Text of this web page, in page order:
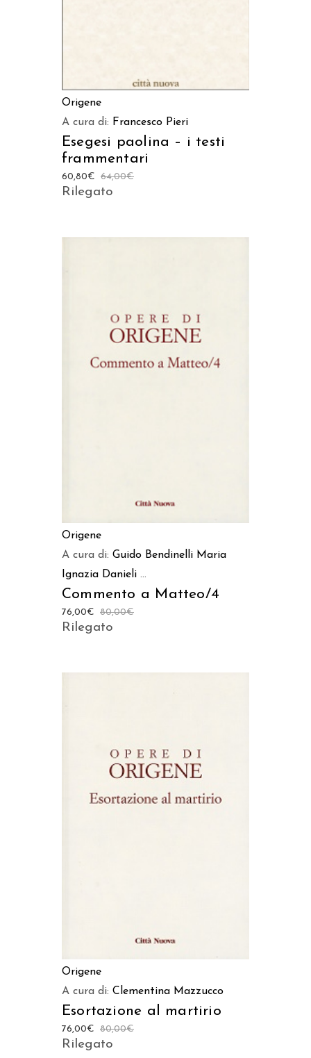
Origene
A cura di: Francesco Pieri
Esegesi paolina – i testi
frammentari
64,00€
60,80€
Rilegato
Origene
A cura di: Guido Bendinelli Maria
Ignazia Danieli ...
Commento a Matteo/4
80,00€
76,00€
Rilegato
Origene
A cura di: Clementina Mazzucco
Esortazione al martirio
80,00€
76,00€
Rilegato